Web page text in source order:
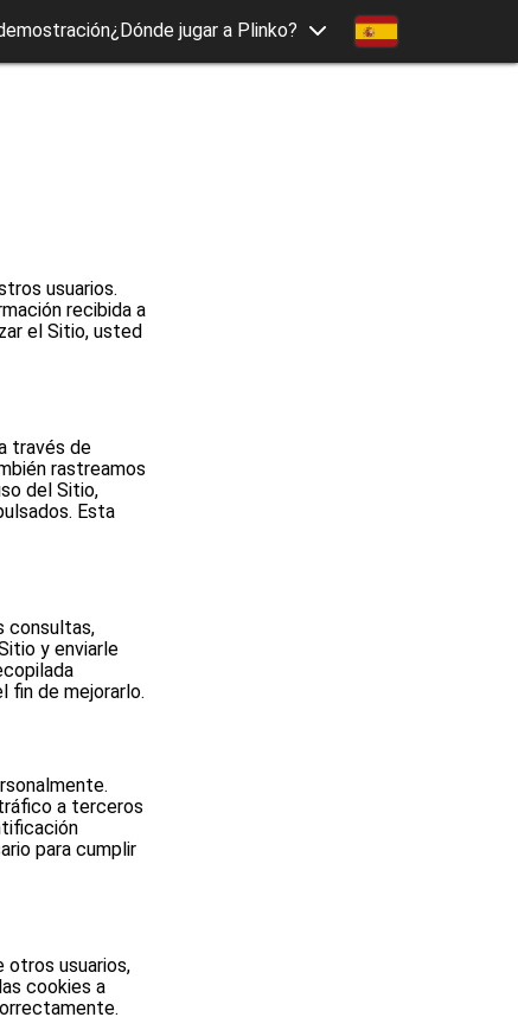
¿Dónde jugar a Plinko?
usuarios.
recibida a
el Sitio, usted
través de
rastreamos
del Sitio,
Esta
consultas,
y enviarle
fin de mejorarlo.
a terceros
para cumplir
otros usuarios,
cookies a